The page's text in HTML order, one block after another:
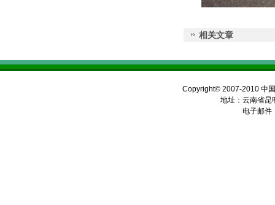
相关文章
Copyright© 2007-2010 中
地址：云南省昆
电子邮